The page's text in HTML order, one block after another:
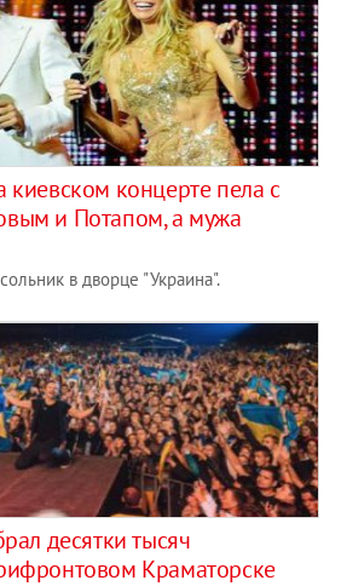
концерте пела с
и Потапом, а мужа
в дворце "Украина".
десятки тысяч
Краматорске